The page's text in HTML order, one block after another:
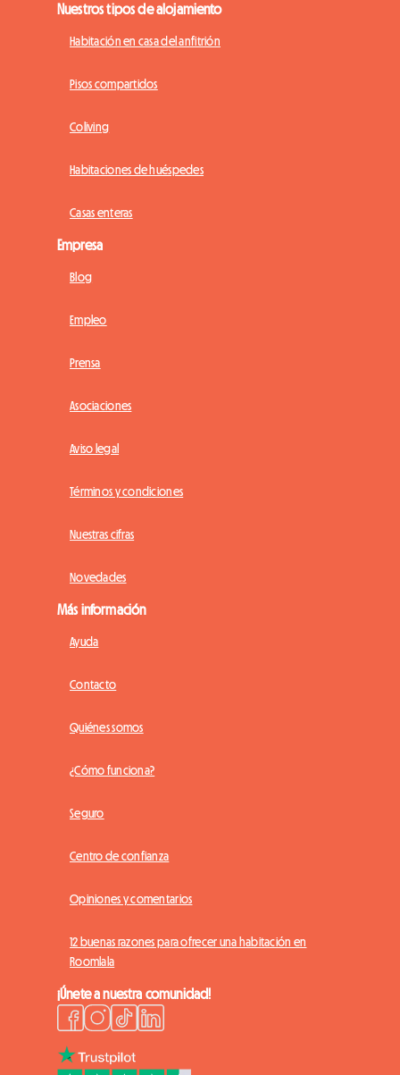
Nuestros tipos de alojamiento
Habitación en casa del anfitrión
Pisos compartidos
Coliving
Habitaciones de huéspedes
Casas enteras
Empresa
Blog
Empleo
Prensa
Asociaciones
Aviso legal
Términos y condiciones
Nuestras cifras
Novedades
Más información
Ayuda
Contacto
Quiénes somos
¿Cómo funciona?
Seguro
Centro de confianza
Opiniones y comentarios
12 buenas razones para ofrecer una habitación en
Roomlala
¡Únete a nuestra comunidad!